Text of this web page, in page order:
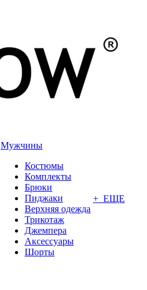
Мужчины
Костюмы
Комплекты
Брюки
Пиджаки
Верхняя одежда
Трикотаж
Джемпера
Аксессуары
Шорты
+ ЕЩЕ